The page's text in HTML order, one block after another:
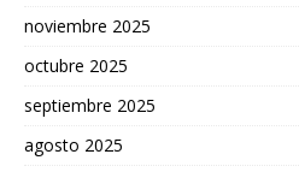
noviembre 2025
octubre 2025
septiembre 2025
agosto 2025